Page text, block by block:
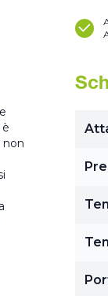
non